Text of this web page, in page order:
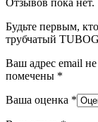
Отзывов пока нет.
Будьте первым,
трубчатый
Ваш адрес email
помечены *
Ваша оценка *